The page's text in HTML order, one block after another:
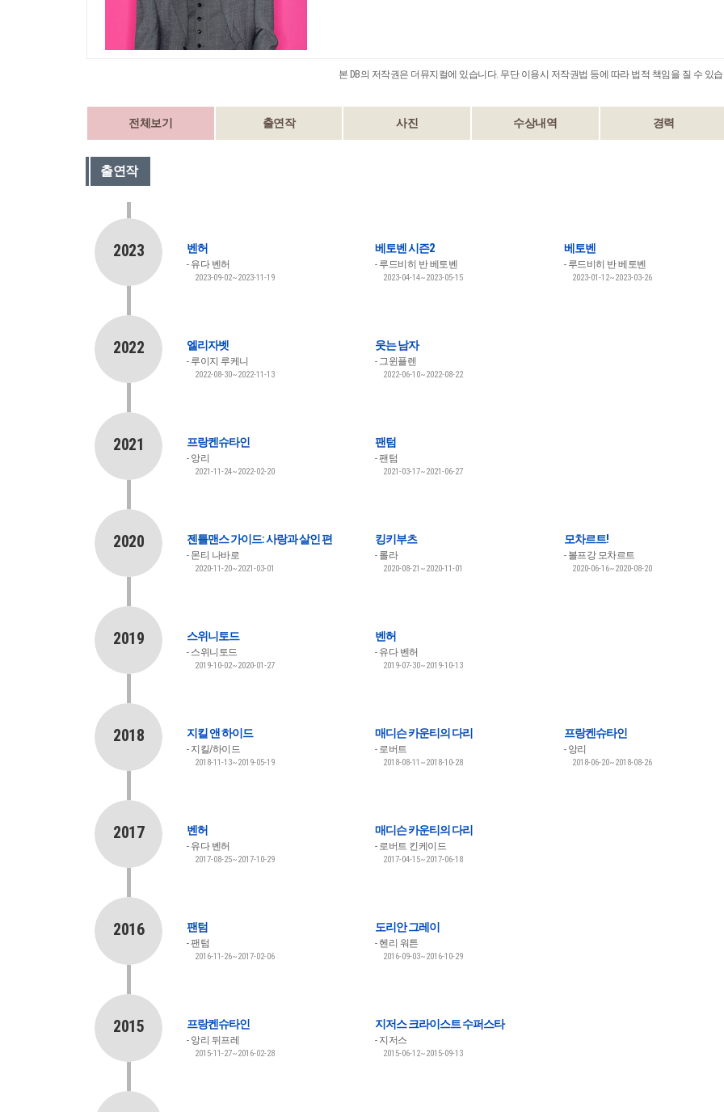
본 DB의 저작권은 더뮤지컬에 있습니다. 무단 이용시 저작권법 등에 따라 법적 책임을 질 수 있습
전체보기 출연작 사진 수상내역 경력
출연작
2023 벤허
유다 벤허
2023-09-02~2023-11-19
베토벤 시즌2
루드비히 반 베토벤
2023-04-14~2023-05-15
베토벤
루드비히 반 베토벤
2023-01-12~2023-03-26
2022 엘리자벳
루이지 루케니
2022-08-30~2022-11-13
웃는 남자
그윈플렌
2022-06-10~2022-08-22
2021 프랑켄슈타인
앙리
2021-11-24~2022-02-20
팬텀
팬텀
2021-03-17~2021-06-27
2020 젠틀맨스 가이드: 사랑과 살인 편
몬티 나바로
2020-11-20~2021-03-01
킹키부츠
롤라
2020-08-21~2020-11-01
모차르트!
볼프강 모차르트
2020-06-16~2020-08-20
2019 스위니토드
스위니토드
2019-10-02~2020-01-27
벤허
유다 벤허
2019-07-30~2019-10-13
2018 지킬 앤 하이드
지킬/하이드
2018-11-13~2019-05-19
매디슨 카운티의 다리
로버트
2018-08-11~2018-10-28
프랑켄슈타인
앙리
2018-06-20~2018-08-26
2017 벤허
유다 벤허
2017-08-25~2017-10-29
매디슨 카운티의 다리
로버트 킨케이드
2017-04-15~2017-06-18
2016 팬텀
팬텀
2016-11-26~2017-02-06
도리안 그레이
헨리 워튼
2016-09-03~2016-10-29
2015 프랑켄슈타인
앙리 뒤프레
2015-11-27~2016-02-28
지저스 크라이스트 수퍼스타
지저스
2015-06-12~2015-09-13